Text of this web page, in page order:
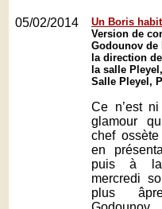
05/02/2014
Un Boris
Version de
Godounov
la direction
la salle
Salle Pleyel,
Ce n’est
glamour
chef
en
puis à la
mercredi
plus